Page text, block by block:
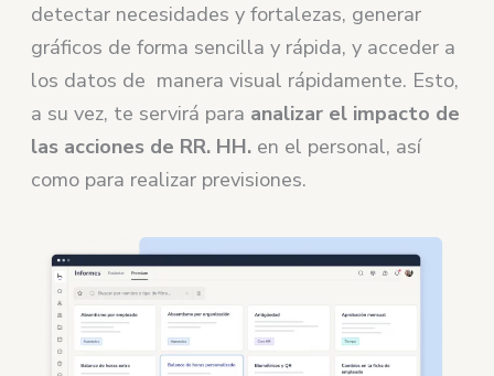
detectar necesidades y fortalezas, generar
gráficos de forma sencilla y rápida, y acceder a
los datos de manera visual rápidamente. Esto,
a su vez, te servirá para analizar el impacto de
las acciones de RR. HH. en el personal, así
como para realizar previsiones.